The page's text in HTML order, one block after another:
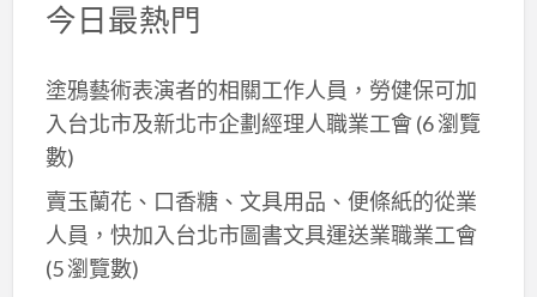
今日最熱門
塗鴉藝術表演者的相關工作人員，勞健保可加
入台北市及新北巿企劃經理人職業工會 (6 瀏覽
數)
賣玉蘭花、口香糖、文具用品、便條紙的從業
人員，快加入台北市圖書文具運送業職業工會
(5 瀏覽數)